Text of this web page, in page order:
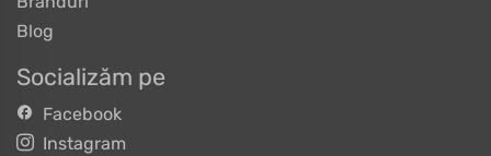
Blog
Socializăm pe
Facebook
Instagram